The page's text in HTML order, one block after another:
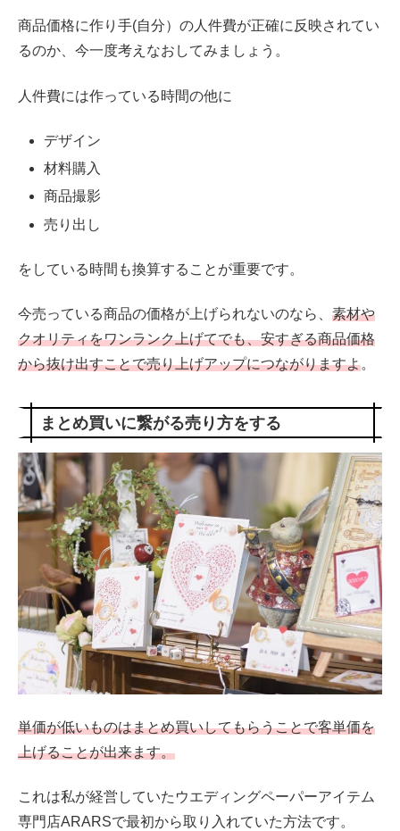
商品価格に作り手(自分）の人件費が正確に反映されてい
るのか、今一度考えなおしてみましょう。
人件費には作っている時間の他に
デザイン
材料購入
商品撮影
売り出し
をしている時間も換算することが重要です。
今売っている商品の価格が上げられないのなら、 素材や
クオリティをワンランク上げてでも、安すぎる商品価格
から抜け出すことで売り上げアップにつながりますよ。
まとめ買いに繋がる売り方をする
単価が低いものはまとめ買いしてもらうことで客単価を
上げることが出来ます。
これは私が経営していたウエディングペーパーアイテム
専門店ARARSで最初から取り入れていた方法です。